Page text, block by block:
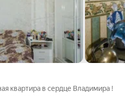
квартира в сердце Владимира !